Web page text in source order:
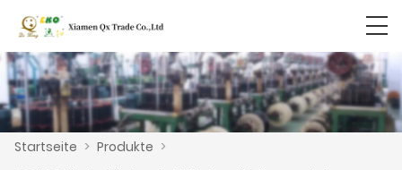
Startseite > Produkte >